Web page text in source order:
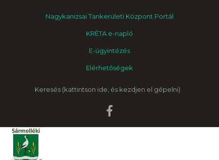
Nagykanizsai Tankerületi Központ Portál
KRÉTA e-napló
E-ügyintézés
Elérhetőségek
Keresés